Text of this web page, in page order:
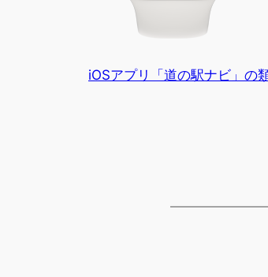
iOSアプリ「道の駅ナビ」の